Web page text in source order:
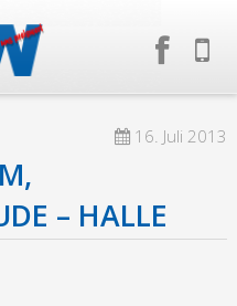
16. Juli 2013
– HALLE